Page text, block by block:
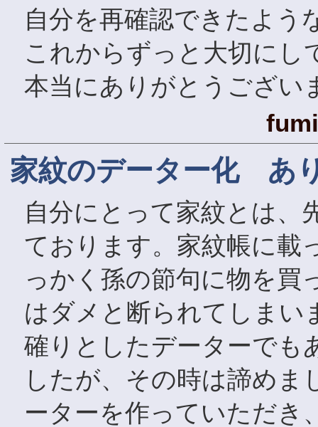
自分を再確認できたよう
これからずっと大切にし
本当にありがとうござい
家紋のデーター化 あ
自分にとって家紋とは、
ております。家紋帳に載
っかく孫の節句に物を買
はダメと断られてしまい
確りとしたデーターでも
したが、その時は諦めま
ーターを作っていただき